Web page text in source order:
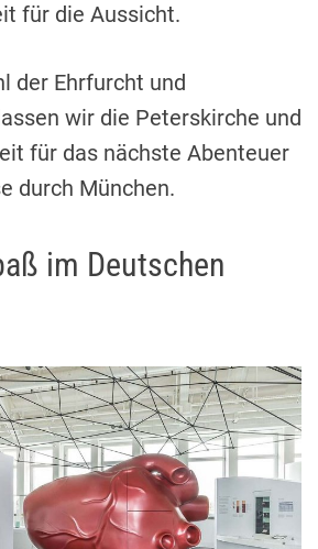
für die Aussicht.
der Ehrfurcht und
wir die Peterskirche und
für das nächste Abenteuer
durch München.
im Deutschen